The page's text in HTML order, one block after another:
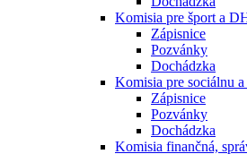
Komisia pre šport a
Zápisnice
Pozvánky
Dochádzka
Komisia pre sociálnu
Zápisnice
Pozvánky
Dochádzka
Komisia finančná,